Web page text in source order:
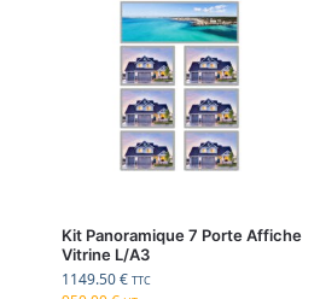
Kit Panoramique 7 Porte Affiche
Vitrine L/A3
1149.50€ TTC